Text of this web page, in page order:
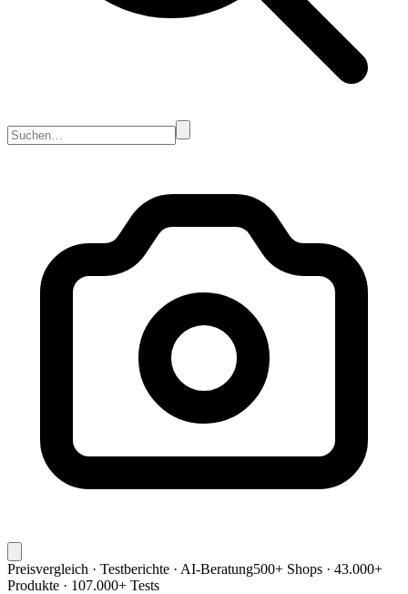
Preisvergleich · Testberichte · AI-Beratung500+ Shops · 43.000+
Produkte · 107.000+ Tests